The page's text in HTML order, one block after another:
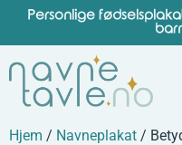
Personlige
Hjem / Navneplakat /